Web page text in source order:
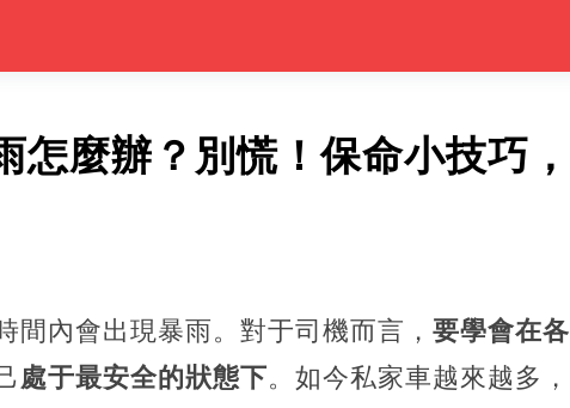
怎麼辦？別慌！保命小技巧，
間內會出現暴雨。對于司機而言， 要學會在各
處于最安全的狀態下。如今私家車越來越多，